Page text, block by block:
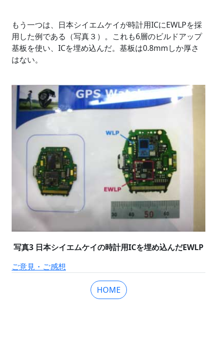
もう一つは、日本シイエムケイが時計用ICにEWLPを採
用した例である（写真３）。これも6層のビルドアップ
基板を使い、ICを埋め込んだ。基板は0.8mmしか厚さ
はない。
写真3 日本シイエムケイの時計用ICを埋め込んだEWLP
ご意見・ご感想
HOME